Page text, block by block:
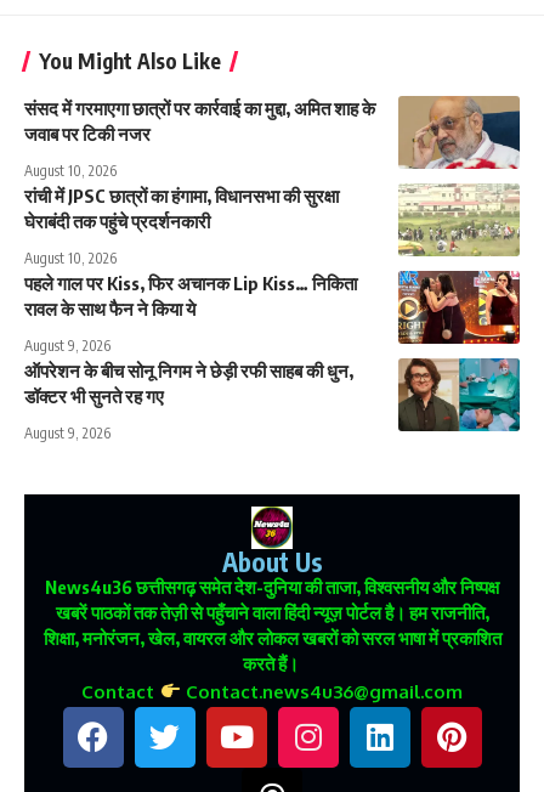
You Might Also Like
संसद में गरमाएगा छात्रों पर कार्रवाई का मुद्दा, अमित शाह के
जवाब पर टिकी नजर
August 10, 2026
रांची में JPSC छात्रों का हंगामा, विधानसभा की सुरक्षा
घेराबंदी तक पहुंचे प्रदर्शनकारी
August 10, 2026
पहले गाल पर Kiss, फिर अचानक Lip Kiss… निकिता
रावल के साथ फैन ने किया ये
August 9, 2026
ऑपरेशन के बीच सोनू निगम ने छेड़ी रफी साहब की धुन,
डॉक्टर भी सुनते रह गए
August 9, 2026
About Us
News4u36छत्तीसगढ़ समेत देश-दुनिया की ताजा, विश्वसनीय और निष्पक्ष
खबरें पाठकों तक तेज़ी से पहुँचाने वाला हिंदी न्यूज़ पोर्टल है। हम राजनीति,
शिक्षा, मनोरंजन, खेल, वायरल और लोकल खबरों को सरल भाषा में प्रकाशित
करते हैं।
Contact Contact.news4u36@gmail.com